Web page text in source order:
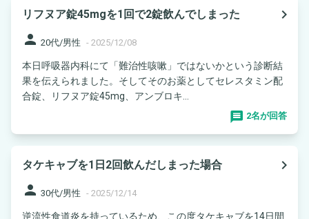
リフヌア錠45mgを1回で2錠飲んでしまった
navigate_next
person 20代/男性 - 2025/12/08
本日呼吸器内科にて「難治性咳嗽」ではないかという診断結
果を伝えられました。そしてそのお薬としてセレスタミン配
合錠、リフヌア錠45mg、アンブロキ...
2名が回答
タケキャブを1日2回飲んだしまった場合
navigate_next
person 30代/男性 - 2025/12/14
逆流性食道炎を持っているため、この度タケキャブを14日間